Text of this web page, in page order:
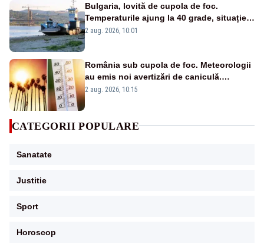
Bulgaria, lovită de cupola de foc.
Temperaturile ajung la 40 grade, situație
critică pe Dunăre
2 aug. 2026, 10:01
România sub cupola de foc. Meteorologii
au emis noi avertizări de caniculă.
Urmează 2 zile de COD ROȘU și
2 aug. 2026, 10:15
CATEGORII POPULARE
Sanatate
Justitie
Sport
Horoscop